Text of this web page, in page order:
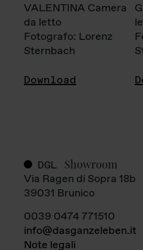
VALENTINA Camera
da letto
Fotografo: Lorenz
Sternbach
Download
DGL Showroom
Via Ragen di Sopra 18b
39031 Brunico
0039 0474 771510
info@dasganzeleben.it
Note legali